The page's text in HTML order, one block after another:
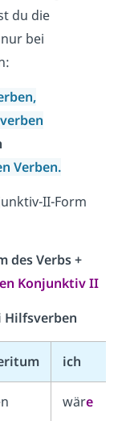
du die
bei
Verben.
II-Form
des Verbs +
Konjunktiv II
Hilfsverben
ich
wäre